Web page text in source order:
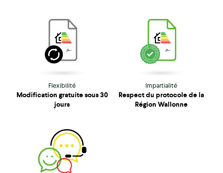
Flexibilité
Modification gratuite sous 30
jours
Impartialité
Respect du protocole de la
Région Wallonne